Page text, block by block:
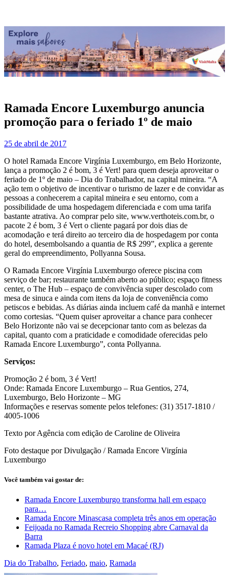
Ramada Encore Luxemburgo anuncia
promoção para o feriado 1º de maio
25 de abril de 2017
O hotel Ramada Encore Virgínia Luxemburgo, em Belo Horizonte,
lança a promoção 2 é bom, 3 é Vert! para quem deseja aproveitar o
feriado de 1º de maio – Dia do Trabalhador, na capital mineira. “A
ação tem o objetivo de incentivar o turismo de lazer e de convidar as
pessoas a conhecerem a capital mineira e seu entorno, com a
possibilidade de uma hospedagem diferenciada e com uma tarifa
bastante atrativa. Ao comprar pelo site, www.verthoteis.com.br, o
pacote 2 é bom, 3 é Vert o cliente pagará por dois dias de
acomodação e terá direito ao terceiro dia de hospedagem por conta
do hotel, desembolsando a quantia de R$ 299”, explica a gerente
geral do empreendimento, Pollyanna Sousa.
O Ramada Encore Virgínia Luxemburgo oferece piscina com
serviço de bar; restaurante também aberto ao público; espaço fitness
center, o The Hub – espaço de convivência super descolado com
mesa de sinuca e ainda com itens da loja de conveniência como
petiscos e bebidas. As diárias ainda incluem café da manhã e internet
como cortesias. “Quem quiser aproveitar a chance para conhecer
Belo Horizonte não vai se decepcionar tanto com as belezas da
capital, quanto com a praticidade e comodidade oferecidas pelo
Ramada Encore Luxemburgo”, conta Pollyanna.
Serviços:
Promoção 2 é bom, 3 é Vert!
Onde: Ramada Encore Luxemburgo – Rua Gentios, 274,
Luxemburgo, Belo Horizonte – MG
Informações e reservas somente pelos telefones: (31) 3517-1810 /
4005-1006
Texto por Agência com edição de Caroline de Oliveira
Foto destaque por Divulgação / Ramada Encore Virgínia
Luxemburgo
Você também vai gostar de:
Ramada Encore Luxemburgo transforma hall em espaço
para…
Ramada Encore Minascasa completa três anos em operação
Feijoada no Ramada Recreio Shopping abre Carnaval da
Barra
Ramada Plaza é novo hotel em Macaé (RJ)
Dia do Trabalho, Feriado, maio, Ramada